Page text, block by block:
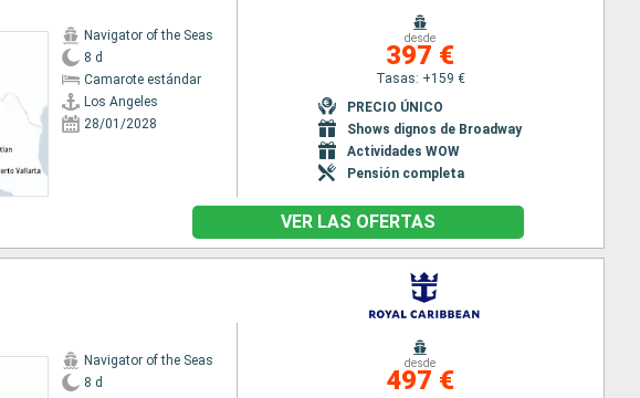
Navigator of the Seas
8 d
Camarote estándar
Los Angeles
28/01/2028
desde
397 €
Tasas: +159 €
PRECIO ÚNICO
Shows dignos de Broadway
Actividades WOW
Pensión completa
VER LAS OFERTAS
Navigator of the Seas
8 d
desde
497 €